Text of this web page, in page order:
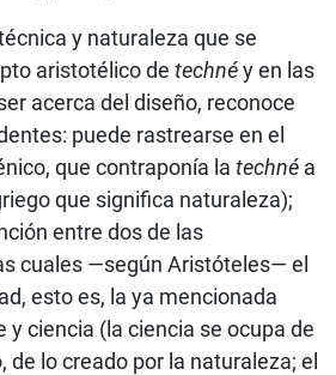
y naturaleza que se
aristotélico de technéy en las
acerca del diseño, reconoce
puede rastrearse en el
que contraponía la techné a
que significa naturaleza);
entre dos de las
cuales —según Aristóteles— el
esto es, la ya mencionada
y ciencia (la ciencia se ocupa de
de lo creado por la naturaleza; el